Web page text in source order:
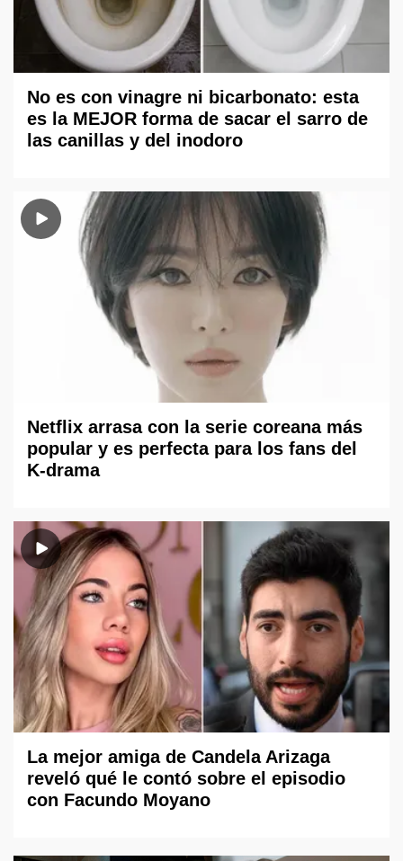
No es con vinagre ni bicarbonato: esta
es la MEJOR forma de sacar el sarro de
las canillas y del inodoro
Netflix arrasa con la serie coreana más
popular y es perfecta para los fans del
K-drama
La mejor amiga de Candela Arizaga
reveló qué le contó sobre el episodio
con Facundo Moyano